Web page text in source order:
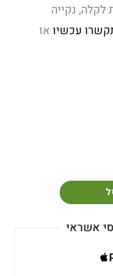
נקייה
עכשיו או
אשראי